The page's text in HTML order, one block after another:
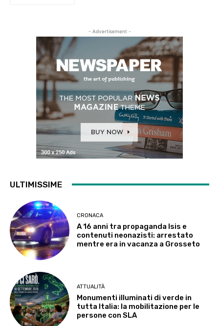
- Advertisement -
ULTIMISSIME
CRONACA
A 16 anni tra propaganda Isis e
contenuti neonazisti: arrestato
mentre era in vacanza a Grosseto
ATTUALITÀ
Monumenti illuminati di verde in
tutta Italia: la mobilitazione per le
persone con SLA